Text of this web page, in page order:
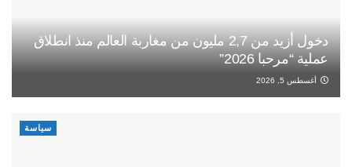
دخول أزيد من 2,7 مليون من مغاربة العالم منذ انطلاق
عملية “مرحبا 2026”
أغسطس 5, 2026
سياسة